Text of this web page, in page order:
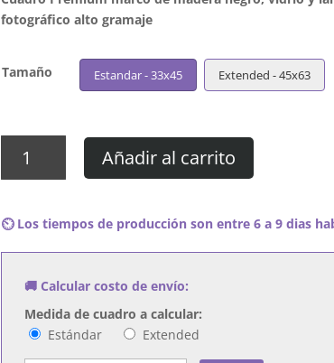
fotográfico alto gramaje
Tamaño Estandar - 33x45 Extended - 45x63
Juana
-
Belleza
Añadir al carrito
⏲️ Los tiempos de producción son entre 6 a 9 dias
🚚 Calcular costo de envío:
Medida de cuadro a calcular:
Estándar
Extended